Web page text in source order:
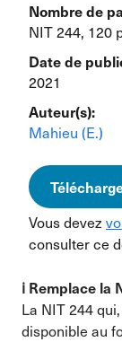
Nombre de
NIT 244, 120
Date de
2021
Auteur(s):
Mahieu (E.)
Vous devez
consulter ce
ℹ️ Remplace la
La NIT 244
disponible au